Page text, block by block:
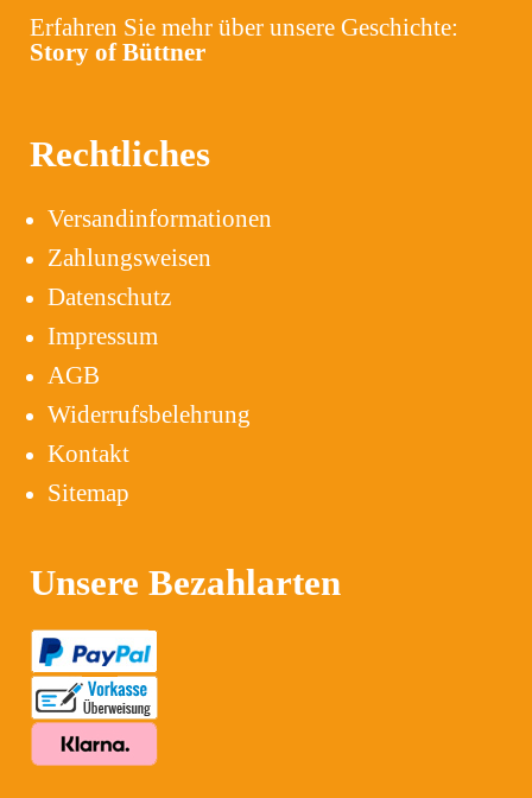
Erfahren Sie mehr über unsere Geschichte:
Story of Büttner
Rechtliches
Versandinformationen
Zahlungsweisen
Datenschutz
Impressum
AGB
Widerrufsbelehrung
Kontakt
Sitemap
Unsere Bezahlarten